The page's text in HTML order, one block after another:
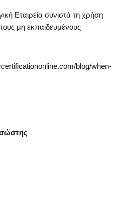
Εταιρεία συνιστά τη χρήση
μη εκπαιδευμένους
blog/when-